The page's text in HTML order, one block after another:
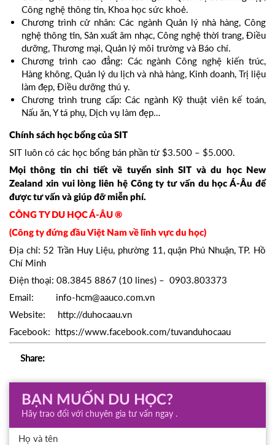
Công nghệ thông tin, Khoa học sức khoẻ.
Chương trình cử nhân: Các ngành Quản lý nhà hàng, Công
nghệ thông tin, Sản xuất âm nhạc, Công nghệ thời trang, Điều
dưỡng, Thương mại, Quản lý môi trường và Báo chí.
Chương trình cao đẳng: Các ngành Công nghệ kiến trúc,
Hàng không, Quản lý du lịch và nhà hàng, Kinh doanh, Trị liệu
làm đẹp, Điều dưỡng thú y.
Chương trình trung cấp: Các ngành Kỹ thuật viên kế toán,
Nấu ăn, Y tá phụ, Dịch vụ làm đẹp…
Chính sách học bổng của SIT
SIT luôn có các học bổng bán phần từ $3.500 – $5.000.
Mọi thông tin chi tiết về tuyển sinh SIT và du học New
Zealand xin vui lòng liên hệ Công ty tư vấn du học Á-Âu để
được tư vấn và giúp đỡ miễn phí.
CÔNG TY DU HỌC Á-ÂU ®
(Công ty đứng đầu Việt Nam về lĩnh vực du học)
Địa chỉ: 52 Trần Huy Liệu, phường 11, quận Phú Nhuận, TP. Hồ
Chí Minh
Điện thoại: 08.3845 8867 (10 lines) – 0903.803373
Email: info-hcm@aauco.com.vn
Website: http://duhocaau.vn
Facebook: https://www.facebook.com/tuvanduhocaau
Share:
BẠN MUỐN DU HỌC?
Hãy trao đổi với chuyên gia tư vấn ngay .
Họ và tên